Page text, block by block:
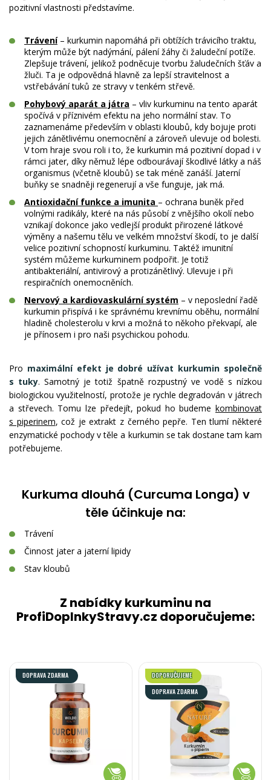
pozitivní vlastnosti představíme.
Trávení – kurkumin napomáhá při obtížích trávicího traktu,
kterým může být nadýmání, pálení žáhy či žaludeční potíže.
Zlepšuje trávení, jelikož podněcuje tvorbu žaludečních šťáv a
žluči. Ta je odpovědná hlavně za lepší stravitelnost a
vstřebávání tuků ze stravy v tenkém střevě.
Pohybový aparát a játra – vliv kurkuminu na tento aparát
spočívá v příznivém efektu na jeho normální stav. To
zaznamenáme především v oblasti kloubů, kdy bojuje proti
jejich zánětlivému onemocnění a zároveň ulevuje od bolesti.
V tom hraje svou roli i to, že kurkumin má pozitivní dopad i v
rámci jater, díky němuž lépe odbourávají škodlivé látky a náš
organismus (včetně kloubů) se tak méně zanáší. Jaterní
buňky se snadněji regenerují a vše funguje, jak má.
Antioxidační funkce a imunita – ochrana buněk před
volnými radikály, které na nás působí z vnějšího okolí nebo
vznikají dokonce jako vedlejší produkt přirozené látkové
výměny a našemu tělu ve velkém množství škodí, to je další
velice pozitivní schopností kurkuminu. Taktéž imunitní
systém můžeme kurkuminem podpořit. Je totiž
antibakteriální, antivirový a protizánětlivý. Ulevuje i při
respiračních onemocněních.
Nervový a kardiovaskulární systém – v neposlední řadě
kurkumin přispívá i ke správnému krevnímu oběhu, normální
hladině cholesterolu v krvi a možná to někoho překvapí, ale
je přínosem i pro naši psychickou pohodu.
Pro maximální efekt je dobré užívat kurkumin společně
s tuky. Samotný je totiž špatně rozpustný ve vodě s nízkou
biologickou využitelností, protože je rychle degradován v játrech
a střevech. Tomu lze předejít, pokud ho budeme kombinovat
s piperinem, což je extrakt z černého pepře. Ten tlumí některé
enzymatické pochody v těle a kurkumin se tak dostane tam kam
potřebujeme.
Kurkuma dlouhá (Curcuma Longa) v
těle účinkuje na:
Trávení
Činnost jater a jaterní lipidy
Stav kloubů
Z nabídky kurkuminu na
ProfiDoplnkyStravy.cz doporučujeme:
DOPRAVA ZDARMA
DOPORUČUJEME
DOPRAVA ZDARMA